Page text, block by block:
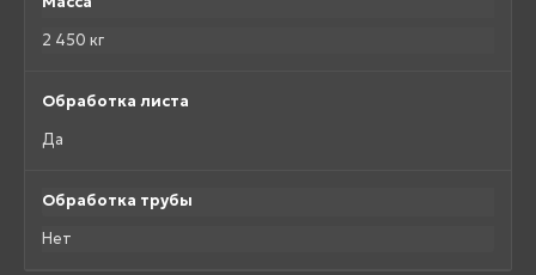
2 450 кг
Обработка листа
Да
Обработка трубы
Нет